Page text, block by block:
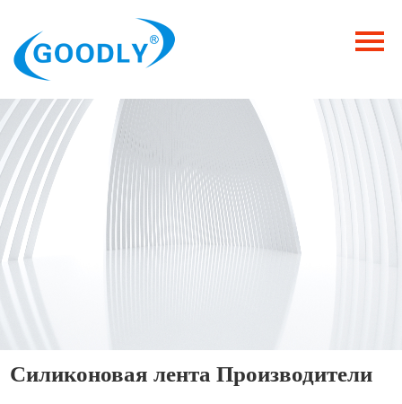
Продукция
ОТРАСЛИ
Категория
Новости
Контакты
Силиконовая лента Производители